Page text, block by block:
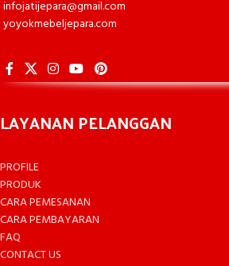
infojatijepara@gmail.com
yoyokmebeljepara.com
LAYANAN PELANGGAN
PROFILE
PRODUK
CARA PEMESANAN
CARA PEMBAYARAN
FAQ
CONTACT US